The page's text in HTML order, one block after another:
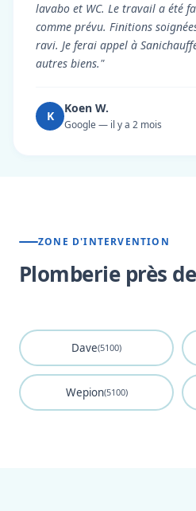
lavabo et WC. Le travail a été
comme prévu. Finitions
ravi. Je ferai appel à
autres biens."
K
Koen W.
Google — il y a 2 mois
ZONE D'INTERVENTION
Plomberie près
Dave(5100)
Wepion(5100)